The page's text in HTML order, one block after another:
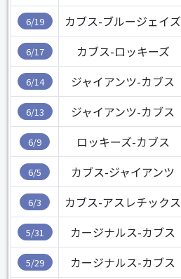
6/19 カブス-ブルージェイズ
6/17 カブス-ロッキーズ
6/14 ジャイアンツ-カブス
6/13 ジャイアンツ-カブス
6/9 ロッキーズ-カブス
6/5 カブス-ジャイアンツ
6/3 カブス-アスレチックス
5/31 カージナルス-カブス
5/29 カージナルス-カブス